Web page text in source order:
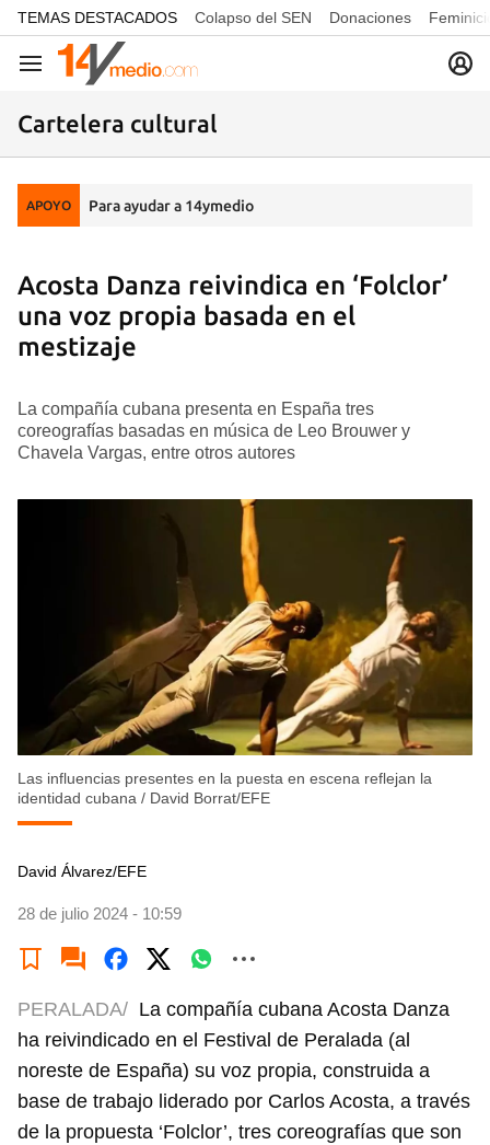
common.go-to-content
TEMAS DESTACADOS Colapso del SEN Donaciones
Navegación
Cartelera cultural
APOYO Para ayudar a 14ymedio
Acosta Danza reivindica en ‘Folclor’
una voz propia basada en el
mestizaje
La compañía cubana presenta en España tres
coreografías basadas en música de Leo Brouwer y
Chavela Vargas, entre otros autores
Las influencias presentes en la puesta en escena reflejan la
identidad cubana / David Borrat/EFE
David Álvarez/EFE
28 de julio 2024 - 10:59
PERALADA/ La compañía cubana Acosta Danza
ha reivindicado en el Festival de Peralada (al
noreste de España) su voz propia, construida a
base de trabajo liderado por Carlos Acosta, a través
de la propuesta ‘Folclor’, tres coreografías que son